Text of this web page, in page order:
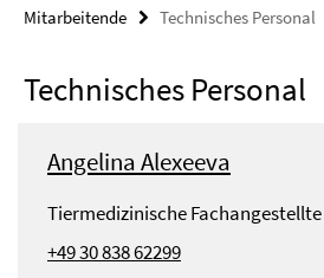
Mitarbeitende
Technisches Personal
Technisches Personal
Angelina Alexeeva
Tiermedizinische Fachangestellte
+49 30 838 62299